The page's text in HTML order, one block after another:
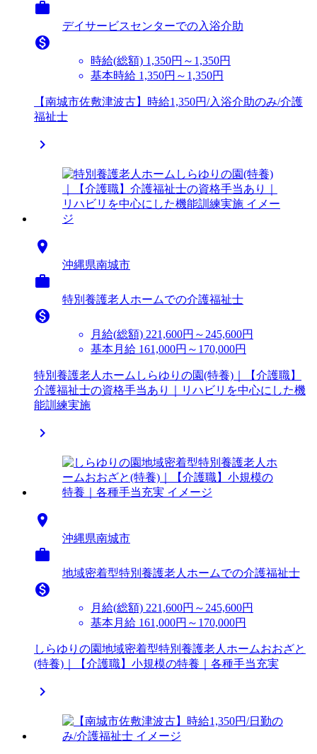

デイサービスセンターでの入浴介助

時給(総額) 1,350円～1,350円
基本時給 1,350円～1,350円
【南城市佐敷津波古】時給1,350円/入浴介助のみ/介護
福祉士


沖縄県南城市

特別養護老人ホームでの介護福祉士

月給(総額) 221,600円～245,600円
基本月給 161,000円～170,000円
特別養護老人ホームしらゆりの園(特養)｜【介護職】
介護福祉士の資格手当あり｜リハビリを中心にした機
能訓練実施


沖縄県南城市

地域密着型特別養護老人ホームでの介護福祉士

月給(総額) 221,600円～245,600円
基本月給 161,000円～170,000円
しらゆりの園地域密着型特別養護老人ホームおおざと
(特養)｜【介護職】小規模の特養｜各種手当充実
